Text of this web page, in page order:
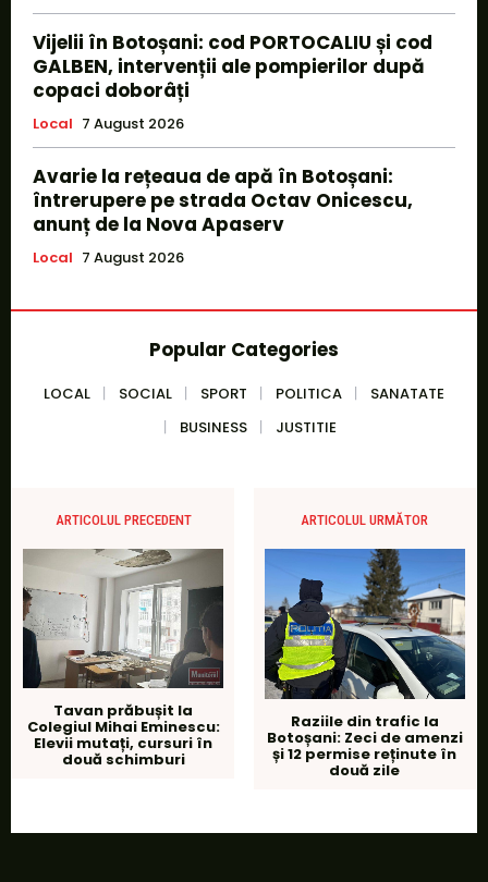
Vijelii în Botoșani: cod PORTOCALIU și cod
GALBEN, intervenții ale pompierilor după
copaci doborâți
Local 7 August 2026
Avarie la rețeaua de apă în Botoșani:
întrerupere pe strada Octav Onicescu,
anunț de la Nova Apaserv
Local 7 August 2026
Popular Categories
LOCAL SOCIAL SPORT POLITICA
SANATATE
BUSINESS
JUSTITIE
ARTICOLUL PRECEDENT
Tavan prăbușit la
Colegiul Mihai Eminescu:
Elevii mutați, cursuri în
două schimburi
ARTICOLUL URMĂTOR
Raziile din trafic la
Botoșani: Zeci de amenzi
și 12 permise reținute în
două zile